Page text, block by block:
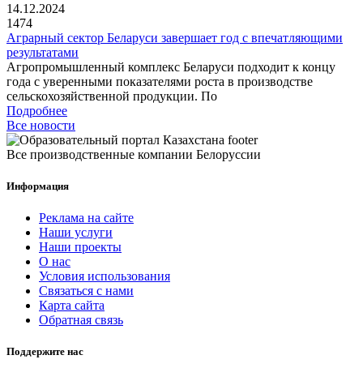
14.12.2024
1474
Аграрный сектор Беларуси завершает год с впечатляющими
результатами
Агропромышленный комплекс Беларуси подходит к концу
года с уверенными показателями роста в производстве
сельскохозяйственной продукции. По
Подробнее
Все новости
Все производственные компании Белоруссии
Информация
Реклама на сайте
Наши услуги
Наши проекты
О нас
Условия использования
Связаться с нами
Карта сайта
Обратная связь
Поддержите нас